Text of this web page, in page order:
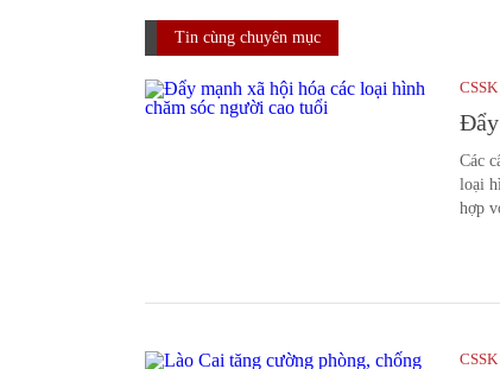
Tin cùng chuyên mục
Đẩy
Các
loại
hợp